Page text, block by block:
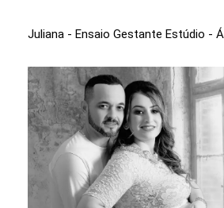
Juliana - Ensaio Gestante Estúdio -